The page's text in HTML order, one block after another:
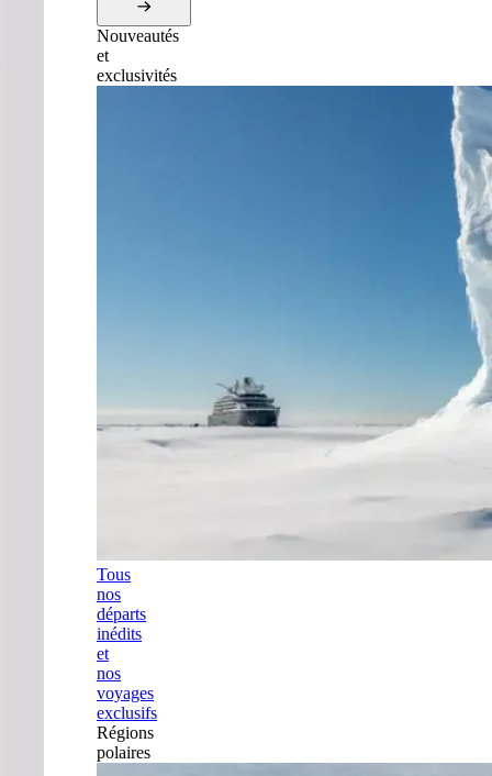
Nouveautés
et
exclusivités
Tous
nos
départs
inédits
et
nos
voyages
exclusifs
Régions
polaires